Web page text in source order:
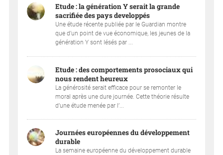
Etude : la génération Y serait la grande
sacrifiée des pays developpés
Une étude récente publiée par le Guardian montre
que d’un point de vue économique, les jeunes de la
génération Y sont lésés par ...
Etude : des comportements prosociaux qui
nous rendent heureux
La générosité serait efficace pour se remonter le
moral après une dure journée. Cette théorie résulte
d’une étude menée par l’...
Journées européennes du développement
durable
La semaine européenne du développement durable